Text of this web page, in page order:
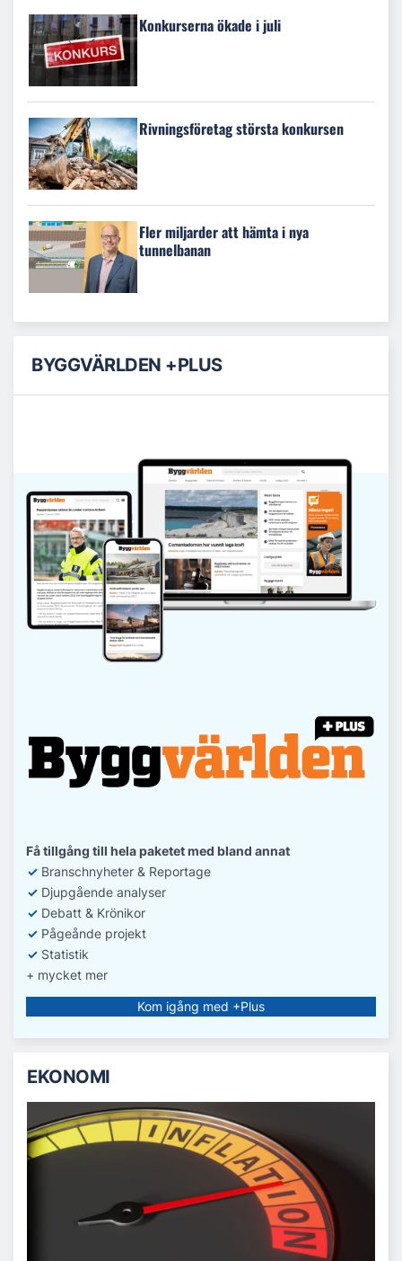
Konkurserna ökade i juli
Rivningsföretag största konkursen
Fler miljarder att hämta i nya
tunnelbanan
BYGGVÄRLDEN +PLUS
Få tillgång till hela paketet med bland annat
✓ Branschnyheter & Reportage
✓ Djupgående analyser
✓ Debatt & Krönikor
✓ Pågeånde projekt
✓ Statistik
+ mycket mer
Kom igång med +Plus
EKONOMI